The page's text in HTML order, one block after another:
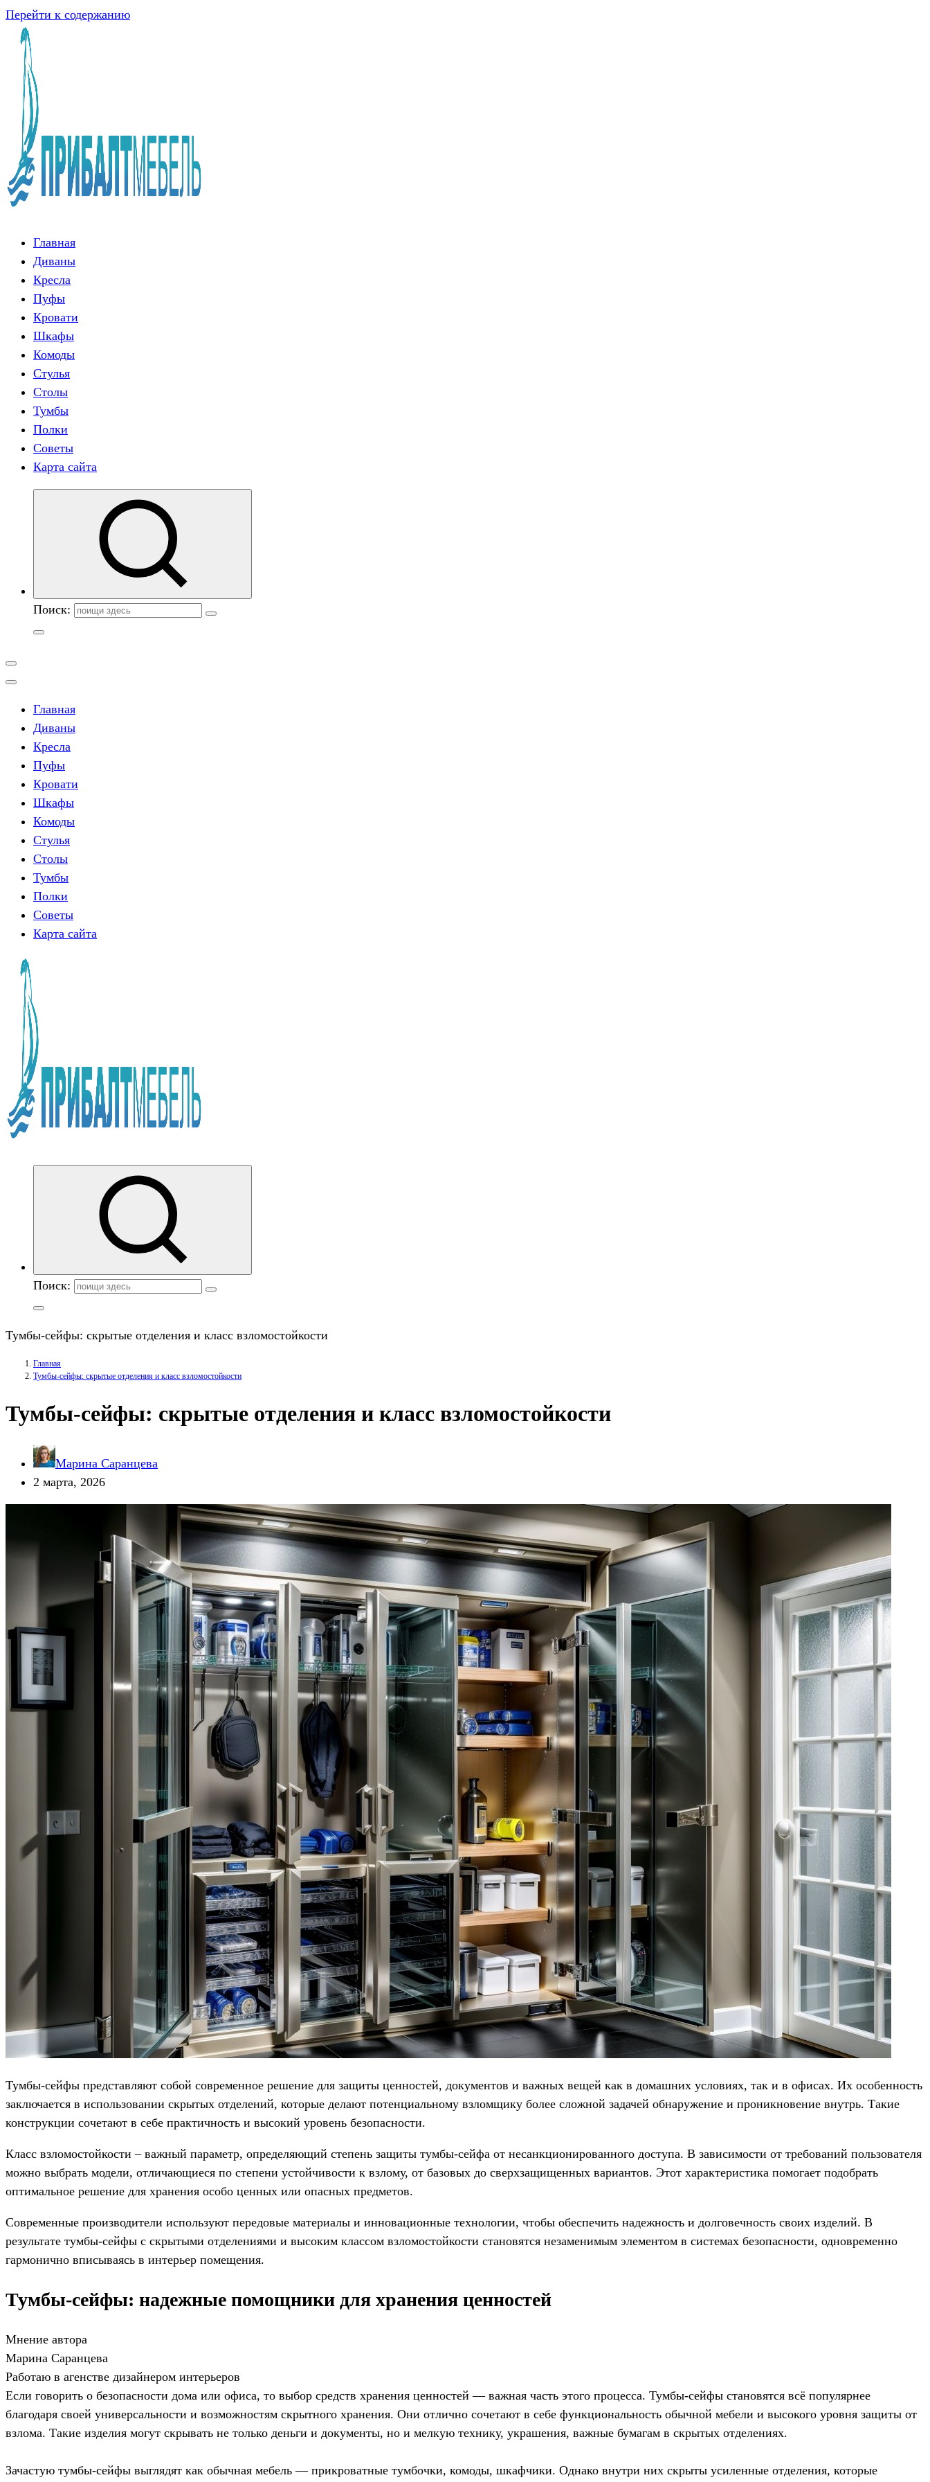
Перейти к содержанию
Главная
Диваны
Кресла
Пуфы
Кровати
Шкафы
Комоды
Стулья
Столы
Тумбы
Полки
Советы
Карта сайта
Поиск:
Главная
Диваны
Кресла
Пуфы
Кровати
Шкафы
Комоды
Стулья
Столы
Тумбы
Полки
Советы
Карта сайта
Поиск:
Тумбы-сейфы: скрытые отделения и класс взломостойкости
Главная
Тумбы-сейфы: скрытые отделения и класс взломостойкости
Тумбы-сейфы: скрытые отделения и класс взломостойкости
Марина Саранцева
2 марта, 2026
Тумбы-сейфы представляют собой современное решение для защиты ценностей, документов и важных вещей как в домашних условиях, так и в офисах. Их особенность
заключается в использовании скрытых отделений, которые делают потенциальному взломщику более сложной задачей обнаружение и проникновение внутрь. Такие
конструкции сочетают в себе практичность и высокий уровень безопасности.
Класс взломостойкости – важный параметр, определяющий степень защиты тумбы-сейфа от несанкционированного доступа. В зависимости от требований пользователя
можно выбрать модели, отличающиеся по степени устойчивости к взлому, от базовых до сверхзащищенных вариантов. Этот характеристика помогает подобрать
оптимальное решение для хранения особо ценных или опасных предметов.
Современные производители используют передовые материалы и инновационные технологии, чтобы обеспечить надежность и долговечность своих изделий. В
результате тумбы-сейфы с скрытыми отделениями и высоким классом взломостойкости становятся незаменимым элементом в системах безопасности, одновременно
гармонично вписываясь в интерьер помещения.
Тумбы-сейфы: надежные помощники для хранения ценностей
Мнение автора
Марина Саранцева
Работаю в агенстве дизайнером интерьеров
Если говорить о безопасности дома или офиса, то выбор средств хранения ценностей — важная часть этого процесса. Тумбы-сейфы становятся всё популярнее
благодаря своей универсальности и возможностям скрытного хранения. Они отлично сочетают в себе функциональность обычной мебели и высокого уровня защиты от
взлома. Такие изделия могут скрывать не только деньги и документы, но и мелкую технику, украшения, важные бумагам в скрытых отделениях.
Зачастую тумбы-сейфы выглядят как обычная мебель — прикроватные тумбочки, комоды, шкафчики. Однако внутри них скрыты усиленные отделения, которые